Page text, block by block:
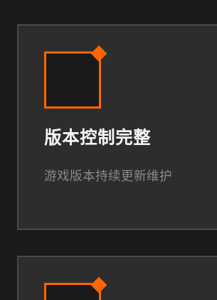
版本控制完整
游戏版本持续更新维护